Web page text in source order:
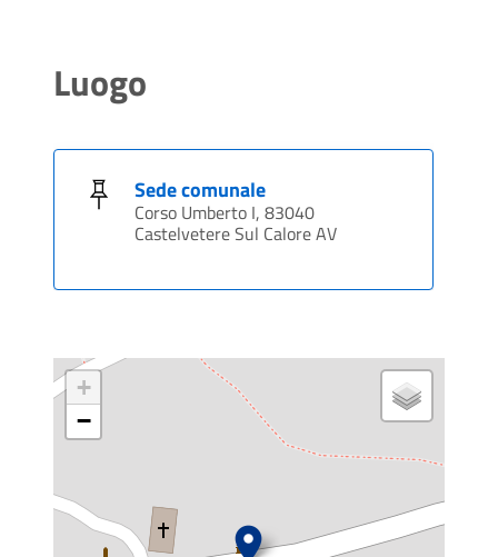
Luogo
Sede comunale
Corso Umberto I, 83040
Castelvetere Sul Calore AV
+
−